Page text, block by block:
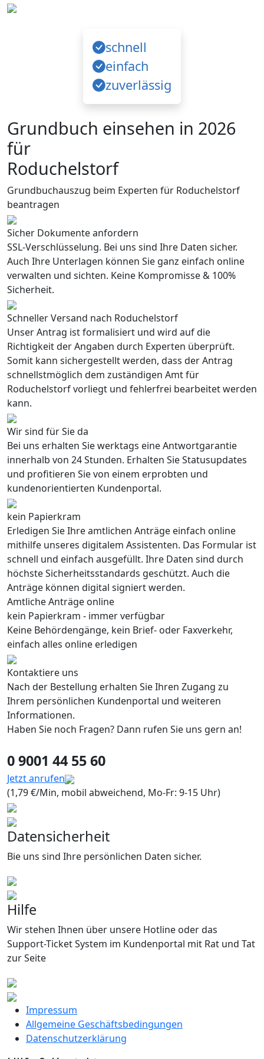
schnell
einfach
zuverlässig
Grundbuch einsehen in 2026
für
Roduchelstorf
Grundbuchauszug beim Experten für Roduchelstorf
beantragen
Sicher Dokumente anfordern
SSL-Verschlüsselung. Bei uns sind Ihre Daten sicher.
Auch Ihre Unterlagen können Sie ganz einfach online
verwalten und sichten. Keine Kompromisse & 100%
Sicherheit.
Schneller Versand nach Roduchelstorf
Unser Antrag ist formalisiert und wird auf die
Richtigkeit der Angaben durch Experten überprüft.
Somit kann sichergestellt werden, dass der Antrag
schnellstmöglich dem zuständigen Amt für
Roduchelstorf vorliegt und fehlerfrei bearbeitet werden
kann.
Wir sind für Sie da
Bei uns erhalten Sie werktags eine Antwortgarantie
innerhalb von 24 Stunden. Erhalten Sie Statusupdates
und profitieren Sie von einem erprobten und
kundenorientierten Kundenportal.
kein Papierkram
Erledigen Sie Ihre amtlichen Anträge einfach online
mithilfe unseres digitalem Assistenten. Das Formular ist
schnell und einfach ausgefüllt. Ihre Daten sind durch
höchste Sicherheitsstandards geschützt. Auch die
Anträge können digital signiert werden.
Amtliche Anträge online
kein Papierkram - immer verfügbar
Keine Behördengänge, kein Brief- oder Faxverkehr,
einfach alles online erledigen
Kontaktiere uns
Nach der Bestellung erhalten Sie Ihren Zugang zu
Ihrem persönlichen Kundenportal und weiteren
Informationen.
Haben Sie noch Fragen? Dann rufen Sie uns gern an!
0 9001 44 55 60
Jetzt anrufen
(1,79 €/Min, mobil abweichend, Mo-Fr: 9-15 Uhr)
Datensicherheit
Bie uns sind Ihre persönlichen Daten sicher.
Hilfe
Wir stehen Ihnen über unsere Hotline oder das
Support-Ticket System im Kundenportal mit Rat und Tat
zur Seite
Impressum
Allgemeine Geschäftsbedingungen
Datenschutzerklärung